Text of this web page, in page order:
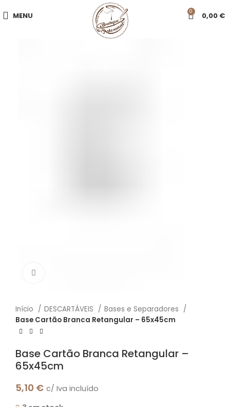
MENU 0 0,00 €
Início DESCARTÁVEIS
Bases e Separadores
Base Cartão Branca Retangular – 65x45cm
Base Cartão Branca Retangular –
65x45cm
5,10 € c/ Iva incluído